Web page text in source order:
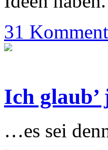
31
Ich
…es sei